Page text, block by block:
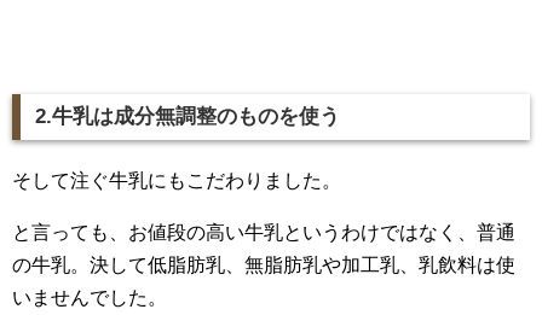
2.牛乳は成分無調整のものを使う
そして注ぐ牛乳にもこだわりました。
と言っても、お値段の高い牛乳というわけではなく、普通
の牛乳。決して低脂肪乳、無脂肪乳や加工乳、乳飲料は使
いませんでした。